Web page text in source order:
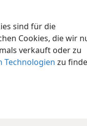
sind für die
Cookies, die wir
verkauft oder zu
Technologien zu
JW.ORG Anmelden